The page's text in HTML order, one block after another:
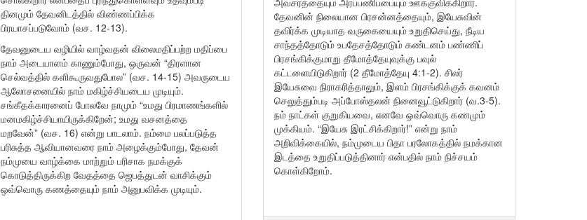
தினமும் தேவனிடத்தில் விண்ணப்பிக்க
பிரயாசப்படுவோம் (வச. 12-13).
தேவனுடைய வழியில் வாழ்வதன் விலைமதிப்பற்ற மதிப்பை
நாம் அடையாளம் காணும்போது, ஒருவன் “திரளான
செல்வத்தில் களிகூருவதுபோல” (வச. 14-15) அவருடைய
ஆலோசனையில் நாம் மகிழ்ச்சியடைய முடியும்.
சங்கீதக்காரனைப் போலவே நாமும் “உமது பிரமாணங்களில்
மனமகிழ்ச்சியாயிருக்கிறேன்; உமது வசனத்தை
மறவேன்” (வச. 16) என்று பாடலாம். நம்மை பலப்படுத்த
பரிசுத்த ஆவியானவரை நாம் அழைக்கும்போது, தேவன்
நம்முயை வாழ்க்கை மாற்றும் பரிசாக நமக்குக்
கொடுத்திருக்கிற வேதத்தை ஜெபத்துடன் வாசிக்கும்
ஒவ்வொரு கணத்தையும் நாம் அனுபவிக்க முடியும்.
தேவனின் நிலையான பிரசன்னத்தையும், இயேசுவின்
தவிர்க்க முடியாத வருகையையும் உறுதிசெய்து, நீடிய
சாந்தத்தோடும் உபதேசத்தோடும் கண்டனம் பண்ணிப்
பிரசங்கிக்குமாறு தீமோத்தேயுவுக்கு பவுல்
கட்டளையிடுகிறார் (2 தீமோத்தேயு 4:1-2). சிலர்
இயேசுவை நிராகரித்தாலும், இளம் பிரசங்கிக்குக் கவனம்
செலுத்தும்படி அப்போஸ்தலன் நினைவூட்டுகிறார் (வ.3-5).
நம் நாட்கள் குறுகியவை, எனவே ஒவ்வொரு கணமும்
முக்கியம். “இயேசு இரட்சிக்கிறார்!” என்று நாம்
அறிவிக்கையில், நம்முடைய பிதா பரலோகத்தில் நமக்கான
இடத்தை உறுதிப்படுத்தினார் என்பதில் நாம் நிச்சயம்
கொள்கிறோம்.